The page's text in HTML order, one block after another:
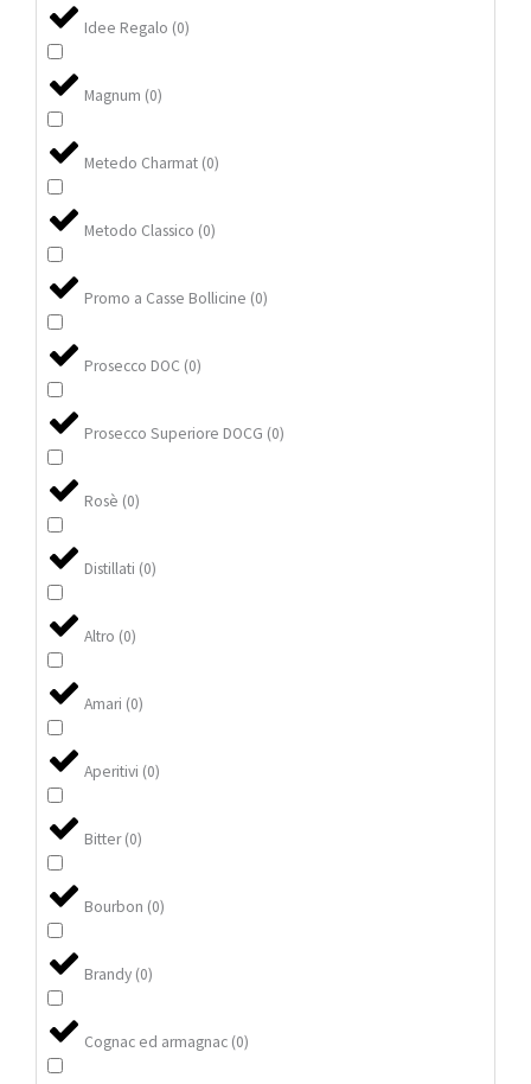
Idee Regalo (0)
Magnum (0)
Metedo Charmat (0)
Metodo Classico (0)
Promo a Casse Bollicine (0)
Prosecco DOC (0)
Prosecco Superiore DOCG (0)
Rosè (0)
Distillati (0)
Altro (0)
Amari (0)
Aperitivi (0)
Bitter (0)
Bourbon (0)
Brandy (0)
Cognac ed armagnac (0)